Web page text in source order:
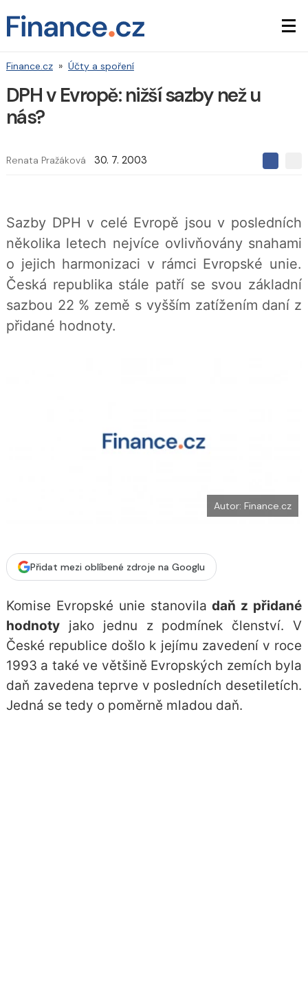
Finance.cz » Účty a spoření
DPH v Evropě: nižší sazby než u
nás?
Renata Pražáková 30. 7. 2003
S
l
e
t
S
j
t
e
a
a
e
b
e
a
í
i
Sazby DPH v celé Evropě jsou v posledních
několika letech nejvíce ovlivňovány snahami
o jejich harmonizaci v rámci Evropské unie.
Česká republika stále patří se svou základní
sazbou 22 % země s vyšším zatížením daní z
přidané hodnoty.
Autor: Finance.cz
Přidat mezi oblíbené zdroje na Googlu
Komise Evropské unie stanoviladaň z přidané
hodnotyjako jednu z podmínek členství. V
České republice došlo k jejímu zavedení v roce
1993 a také ve většině Evropských zemích byla
daň zavedena teprve v posledních desetiletích.
Jedná se tedy o poměrně mladou daň.